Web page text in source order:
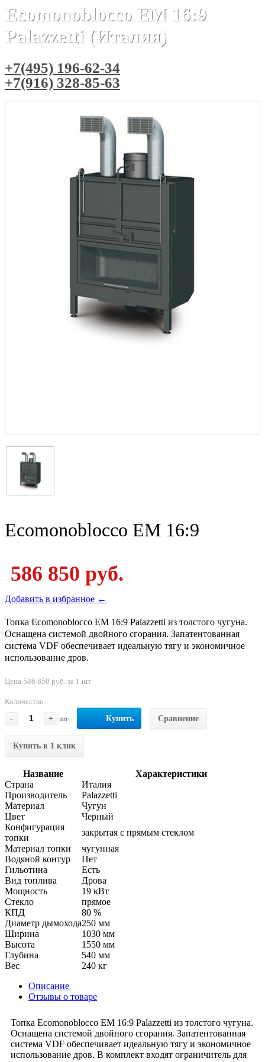
Ecomonoblocco EM 16:9
Palazzetti (Италия)
+7(495) 196-62-34
+7(916) 328-85-63
Ecomonoblocco EM 16:9
586 850 руб.
Добавить в избранное ←
Топка Ecomonoblocco EM 16:9 Palazzetti из толстого чугуна.
Оснащена системой двойного сгорания. Запатентованная
система VDF обеспечивает идеальную тягу и экономичное
использование дров.
Цена 586 850 руб. за 1 шт
Количество
-
+ шт Купить Сравнение
Купить в 1 клик
Название
Характеристики
Страна
Италия
Производитель
Palazzetti
Материал
Чугун
Цвет
Черный
Конфигурация
топки
закрытая с прямым стеклом
Материал топки
чугунная
Водяной контур
Нет
Гильотина
Есть
Вид топлива
Дрова
Мощность
19 кВт
Стекло
прямое
КПД
80 %
Диаметр дымохода250 мм
Ширина
1030 мм
Высота
1550 мм
Глубина
540 мм
Вес
240 кг
Описание
Отзывы о товаре
Топка Ecomonoblocco EM 16:9 Palazzetti из толстого чугуна.
Оснащена системой двойного сгорания. Запатентованная
система VDF обеспечивает идеальную тягу и экономичное
использование дров. В комплект входят ограничитель для